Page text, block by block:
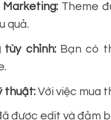
Theme
quả.
tùy chỉnh:Bạn có
thuật:Với việc mua
được edit và đảm